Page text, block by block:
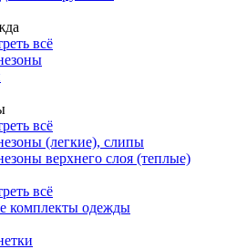
всё
всё
(легкие), слипы
верхнего слоя (теплые)
всё
комплекты одежды